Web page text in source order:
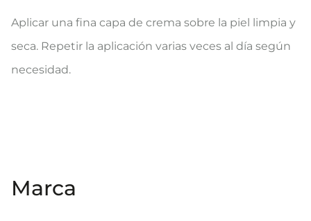
Aplicar una fina capa de crema sobre la piel limpia y
seca. Repetir la aplicación varias veces al día según
necesidad.
Marca